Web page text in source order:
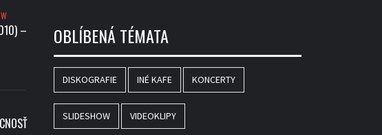
–
OBLÍBENÁ TÉMATA
DISKOGRAFIE INÉ KAFE KONCERTY
SLIDESHOW VIDEOKLIPY